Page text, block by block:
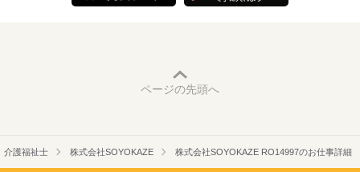
ページの先頭へ
介護福祉士 株式会社SOYOKAZE 株式会社SOYOKAZE RO14997のお仕事詳細